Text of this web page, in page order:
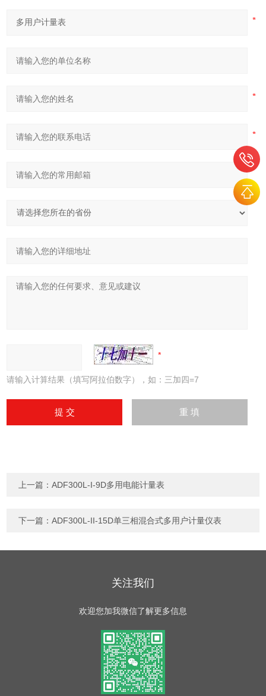
请输入计算结果（填写阿拉伯数字），如：三加四=7
上一篇：ADF300L-I-9D多用电能计量表
下一篇：ADF300L-II-15D单三相混合式多用户计量仪表
关注我们
欢迎您加我微信了解更多信息